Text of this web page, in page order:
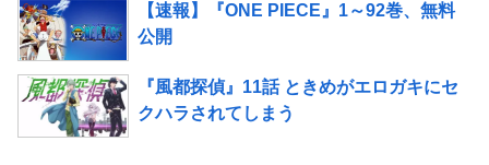
【速報】『ONE PIECE』1～92巻、無料
公開
『風都探偵』11話 ときめがエロガキにセ
クハラされてしまう